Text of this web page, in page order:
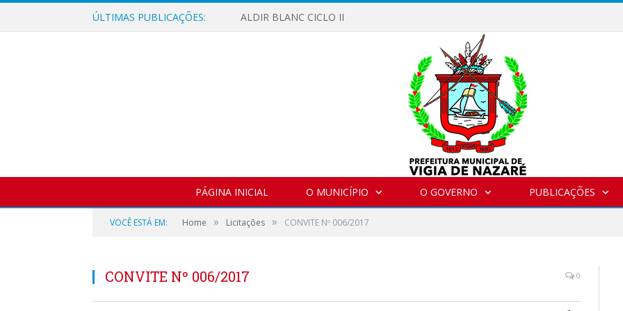
ÚLTIMAS PUBLICAÇÕES: ALDIR BLANC CICLO II
PÁGINA INICIAL O MUNICÍPIO O GOVERNO PUBLICAÇÕES
VOCÊ ESTÁ EM: Home » Licitações » CONVITE Nº 006/2017
CONVITE Nº 006/2017 0